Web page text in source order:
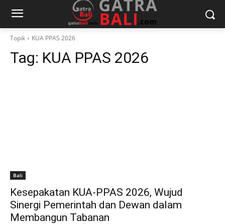
Topik KUA PPAS 2026
Tag: KUA PPAS 2026
Bali
Kesepakatan KUA-PPAS 2026, Wujud
Sinergi Pemerintah dan Dewan dalam
Membangun Tabanan